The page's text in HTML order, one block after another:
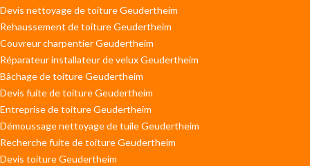
Devis nettoyage de toiture Geudertheim
Rehaussement de toiture Geudertheim
Couvreur charpentier Geudertheim
Réparateur installateur de velux Geudertheim
Bâchage de toiture Geudertheim
Devis fuite de toiture Geudertheim
Entreprise de toiture Geudertheim
Démoussage nettoyage de tuile Geudertheim
Recherche fuite de toiture Geudertheim
Devis toiture Geudertheim